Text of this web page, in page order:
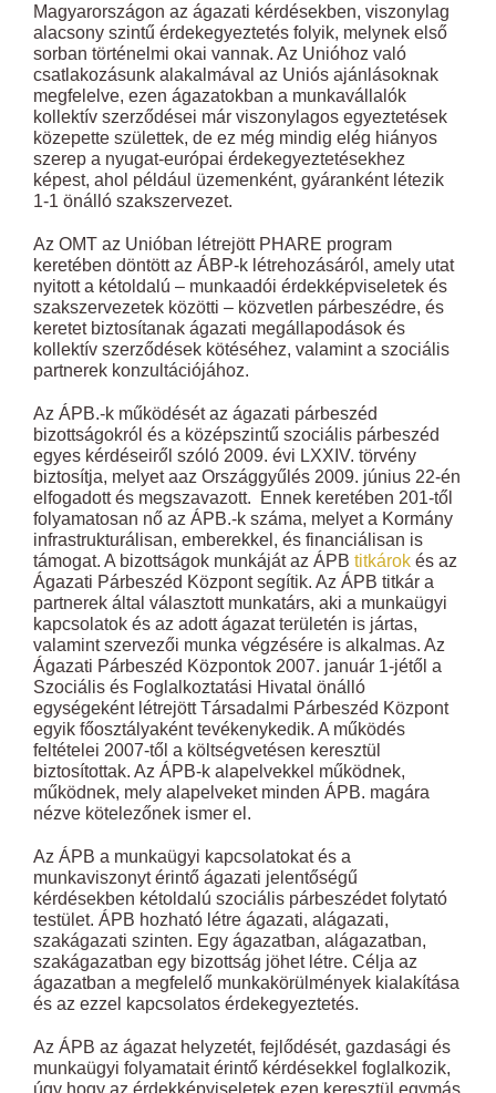
Magyarországon az ágazati kérdésekben, viszonylag
alacsony szintű érdekegyeztetés folyik, melynek első
sorban történelmi okai vannak. Az Unióhoz való
csatlakozásunk alakalmával az Uniós ajánlásoknak
megfelelve, ezen ágazatokban a munkavállalók
kollektív szerződései már viszonylagos egyeztetések
közepette születtek, de ez még mindig elég hiányos
szerep a nyugat-európai érdekegyeztetésekhez
képest, ahol például üzemenként, gyáranként létezik
1-1 önálló szakszervezet.
Az OMT az Unióban létrejött PHARE program
keretében döntött az ÁBP-k létrehozásáról, amely utat
nyitott a kétoldalú – munkaadói érdekképviseletek és
szakszervezetek közötti – közvetlen párbeszédre, és
keretet biztosítanak ágazati megállapodások és
kollektív szerződések kötéséhez, valamint a szociális
partnerek konzultációjához.
Az ÁPB.-k működését az ágazati párbeszéd
bizottságokról és a középszintű szociális párbeszéd
egyes kérdéseiről szóló 2009. évi LXXIV. törvény
biztosítja, melyet aaz Országgyűlés 2009. június 22-én
elfogadott és megszavazott. Ennek keretében 201-től
folyamatosan nő az ÁPB.-k száma, melyet a Kormány
infrastrukturálisan, emberekkel, és financiálisan is
támogat. A bizottságok munkáját az ÁPB titkárok és az
Ágazati Párbeszéd Központ segítik. Az ÁPB titkár a
partnerek által választott munkatárs, aki a munkaügyi
kapcsolatok és az adott ágazat területén is jártas,
valamint szervezői munka végzésére is alkalmas. Az
Ágazati Párbeszéd Központok 2007. január 1-jétől a
Szociális és Foglalkoztatási Hivatal önálló
egységeként létrejött Társadalmi Párbeszéd Központ
egyik főosztályaként tevékenykedik. A működés
feltételei 2007-től a költségvetésen keresztül
biztosítottak. Az ÁPB-k alapelvekkel működnek,
működnek, mely alapelveket minden ÁPB. magára
nézve kötelezőnek ismer el.
Az ÁPB a munkaügyi kapcsolatokat és a
munkaviszonyt érintő ágazati jelentőségű
kérdésekben kétoldalú szociális párbeszédet folytató
testület. ÁPB hozható létre ágazati, alágazati,
szakágazati szinten. Egy ágazatban, alágazatban,
szakágazatban egy bizottság jöhet létre. Célja az
ágazatban a megfelelő munkakörülmények kialakítása
és az ezzel kapcsolatos érdekegyeztetés.
Az ÁPB az ágazat helyzetét, fejlődését, gazdasági és
munkaügyi folyamatait érintő kérdésekkel foglalkozik,
úgy hogy az érdekképviseletek ezen keresztül egymás